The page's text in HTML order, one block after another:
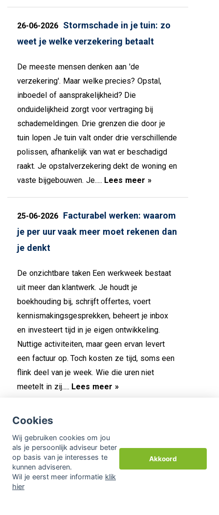
Cookies
Wij gebruiken cookies om jou
als je persoonlijk adviseur beter
op basis van je interesses te
kunnen adviseren.
Wil je eerst meer informatie klik
hier
Akkoord
26-06-2026 Stormschade in je tuin: zo
weet je welke verzekering betaalt
De meeste mensen denken aan 'de
verzekering'. Maar welke precies? Opstal,
inboedel of aansprakelijkheid? Die
onduidelijkheid zorgt voor vertraging bij
schademeldingen. Drie grenzen die door je
tuin lopen Je tuin valt onder drie verschillende
polissen, afhankelijk van wat er beschadigd
raakt. Je opstalverzekering dekt de woning en
vaste bijgebouwen. Je..... Lees meer »
25-06-2026 Facturabel werken: waarom
je per uur vaak meer moet rekenen dan
je denkt
De onzichtbare taken Een werkweek bestaat
uit meer dan klantwerk. Je houdt je
boekhouding bij, schrijft offertes, voert
kennismakingsgesprekken, beheert je inbox
en investeert tijd in je eigen ontwikkeling.
Nuttige activiteiten, maar geen ervan levert
een factuur op. Toch kosten ze tijd, soms een
flink deel van je week. Wie die uren niet
meetelt in zij..... Lees meer »
24-06-2026
pensioen? Ontdek jouw pijler voor de
toekomst
Pijler één: de AOW als gedeelde basis In